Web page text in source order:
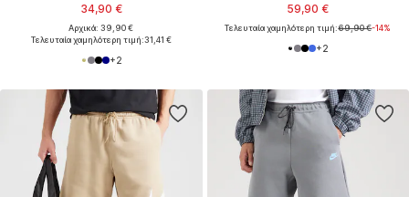
34,90 €
Αρχικά: 39,90 €
Τελευταία χαμηλότερη τιμή:31,41 €
+2
59,90 €
Τελευταία χαμηλότερη τιμή:69,90 €-14%
+2